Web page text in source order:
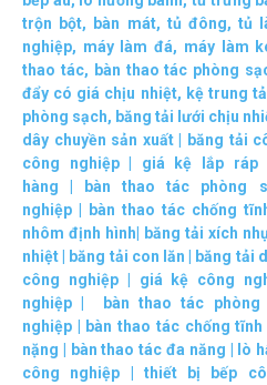
trộn bột, bàn mát, tủ đông,tủ
nghiệp, máy làm đá, máy làm
thao tác, bàn thao tác phòng
đẩy có giá chịu nhiệt, kệ trung
phòng sạch, băng tải lưới chịu
dây chuyền sản xuất| băng tải
công nghiệp| giá kệ lắp ráp
hàng
bàn thao tác phòng
nghiệp
bàn thao tác chống
nhôm định hình
băng tải xích
nhiệt
băng tải con lăn băng tải
công nghiệp| giá kệ công
nghiệp
bàn thao tác phòng
nghiệp
bàn thao tác chống tĩnh
nặng
bàn thao tác đa năng lò
công nghiệp
thiết bị bếp